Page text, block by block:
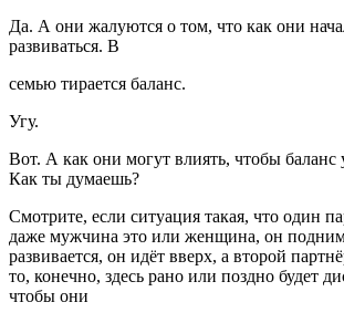
Да. А они жалуются о том, что как они
развиваться. В
семью тирается баланс.
Угу.
Вот. А как они могут влиять, чтобы баланс
Как ты думаешь?
Смотрите, если ситуация такая, что один
даже мужчина это или женщина, он
развивается, он идёт вверх, а второй
то, конечно, здесь рано или поздно будет
чтобы они